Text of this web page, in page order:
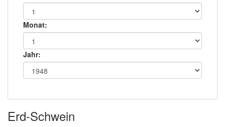
Monat:
Jahr:
Erd-Schwein